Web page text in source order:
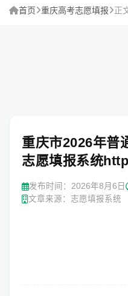
首页 重庆高考志愿填报 正
重庆市2026年普
志愿填报系统
发布时间： 2026年8月6日
文章来源：志愿填报系统